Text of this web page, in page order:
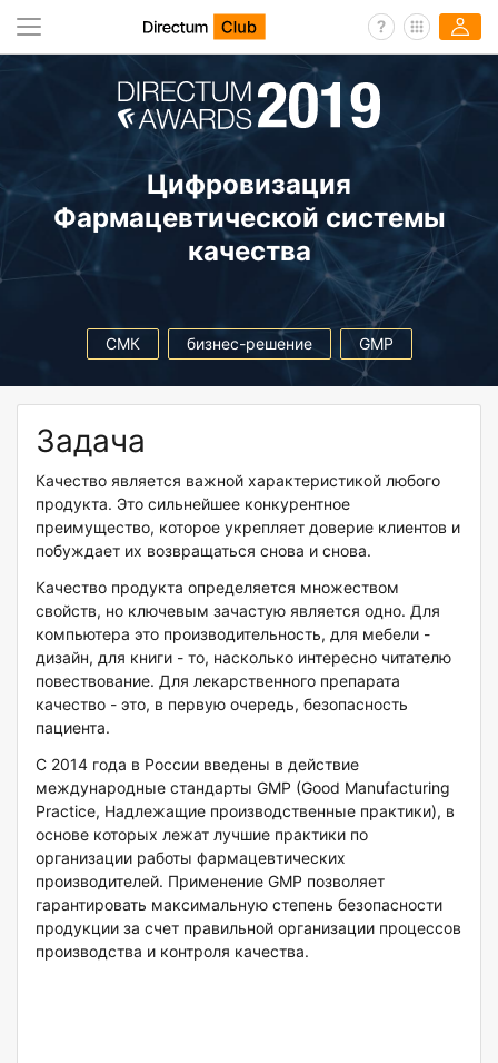
Цифровизация
Фармацевтической системы
качества
СМК бизнес-решение GMP
Задача
Качество является важной характеристикой любого
продукта. Это сильнейшее конкурентное
преимущество, которое укрепляет доверие клиентов и
побуждает их возвращаться снова и снова.
Качество продукта определяется множеством
свойств, но ключевым зачастую является одно. Для
компьютера это производительность, для мебели -
дизайн, для книги - то, насколько интересно читателю
повествование. Для лекарственного препарата
качество - это, в первую очередь, безопасность
пациента.
С 2014 года в России введены в действие
международные стандарты GMP (Good Manufacturing
Practice, Надлежащие производственные практики), в
основе которых лежат лучшие практики по
организации работы фармацевтических
производителей. Применение GMP позволяет
гарантировать максимальную степень безопасности
продукции за счет правильной организации процессов
производства и контроля качества.